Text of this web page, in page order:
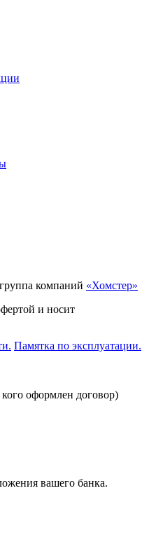
компаний «Хомстер»
и носит
Памятка по эксплуатации.
оформлен договор)
вашего банка.